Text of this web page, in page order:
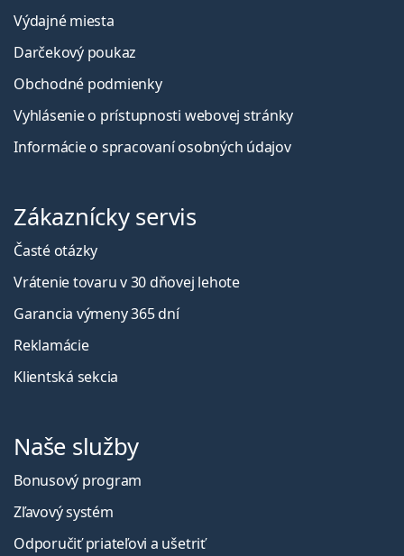
Výdajné miesta
Darčekový poukaz
Obchodné podmienky
Vyhlásenie o prístupnosti webovej stránky
Informácie o spracovaní osobných údajov
Zákaznícky servis
Časté otázky
Vrátenie tovaru v 30 dňovej lehote
Garancia výmeny 365 dní
Reklamácie
Klientská sekcia
Naše služby
Bonusový program
Zľavový systém
Odporučiť priateľovi a ušetriť